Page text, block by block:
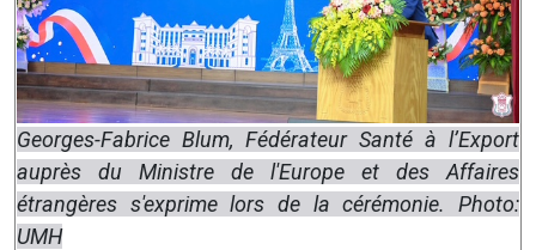
Georges-Fabrice Blum, Fédérateur Santé à l’Export
auprès du Ministre de l'Europe et des Affaires
étrangères s'exprime lors de la cérémonie. Photo:
UMH